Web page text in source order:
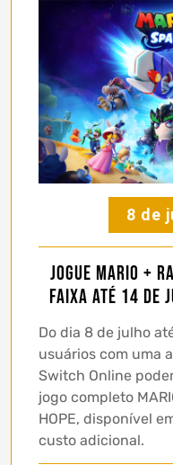
8 de
Jogue Mario +
faixa até 14 de
Do dia 8 de julho
usuários com uma
Switch Online
jogo completo
HOPE, disponível
custo adicional.